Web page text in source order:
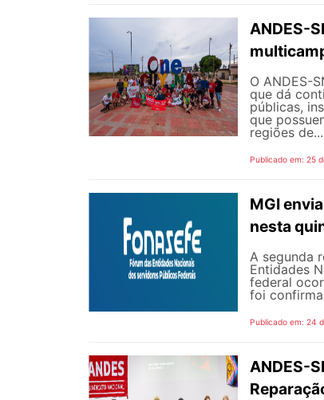
ANDES-
O ANDES-
que dá
públicas,
que
regiões de...
Publicado em: 25
MGI
nesta
A segunda
Entidades
federal
foi
Publicado em: 24
ANDES-